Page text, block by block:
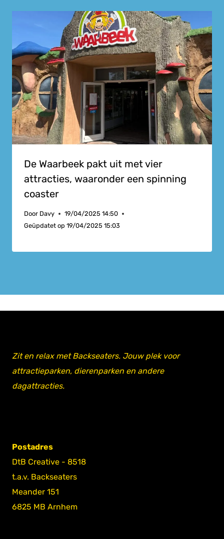
De Waarbeek pakt uit met vier
attracties, waaronder een spinning
coaster
Door Davy
19/04/2025 14:50
Geüpdatet op 19/04/2025 15:03
Zit en relax met Backseaters. Jouw plek voor
attractieparken, dierenparken en andere
dagattracties.
Postadres
DtB Creative - 8518
t.a.v. Backseaters
Meander 151
6825 MB Arnhem